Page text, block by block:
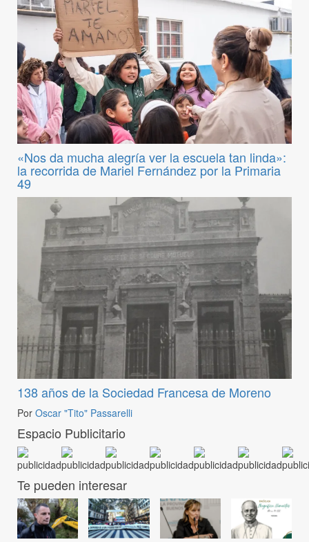
«Nos da mucha alegría ver la escuela tan linda»:
la recorrida de Mariel Fernández por la Primaria
49
138 años de la Sociedad Francesa de Moreno
Por Oscar "Tito" Passarelli
Espacio Publicitario
Te pueden interesar